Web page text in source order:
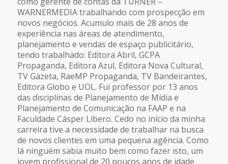
WARNERMEDIA trabalhando com prospecção em
novos negócios. Acumulo mais de 28 anos de
experiência nas áreas de atendimento,
planejamento e vendas de espaço publicitário,
tendo trabalhado: Editora Abril, GCPA
Propaganda, Editora Azul, Editora Nova Cultural,
TV Gazeta, RaeMP Propaganda, TV Bandeirantes,
Editora Globo e UOL. Fui professor por 13 anos
das disciplinas de Planejamento de Mídia e
Planejamento de Comunicação na FAAP e na
Faculdade Cásper Líbero. Cedo no início da minha
carreira tive a necessidade de trabalhar na busca
de novos clientes em uma pequena agência. Como
lá ninguém sabia muito bem como fazer isto, um
jovem profissional de 20 poucos anos de idade